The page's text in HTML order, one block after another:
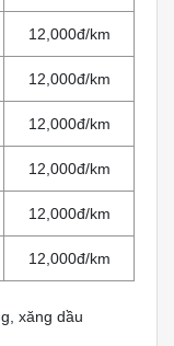
12,000đ/km
12,000đ/km
12,000đ/km
12,000đ/km
12,000đ/km
12,000đ/km
xăng dầu